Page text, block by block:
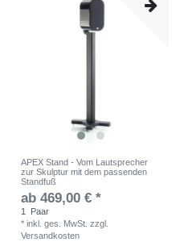
APEX Stand - Vom Lautsprecher
zur Skulptur mit dem passenden
Standfuß
ab 469,00 € *
1
Paar
*inkl. ges. MwSt. zzgl.
Versandkosten